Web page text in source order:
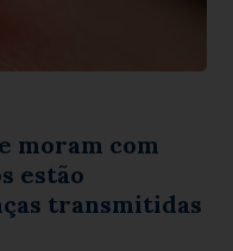
moram com
estão
transmitidas